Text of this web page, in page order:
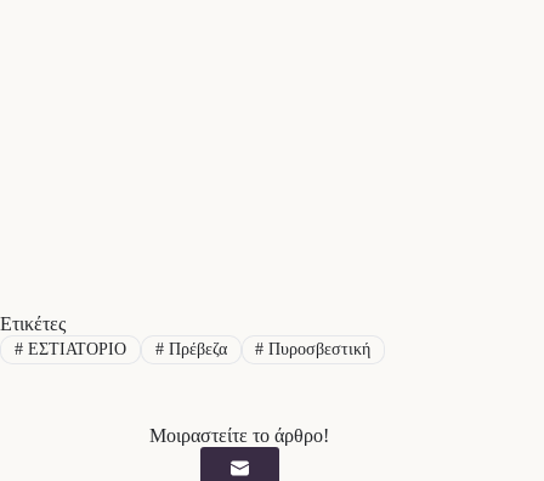
Ετικέτες
#ΕΣΤΙΑΤΟΡΙΟ #Πρέβεζα # Πυροσβεστική
Μοιραστείτε το άρθρο!